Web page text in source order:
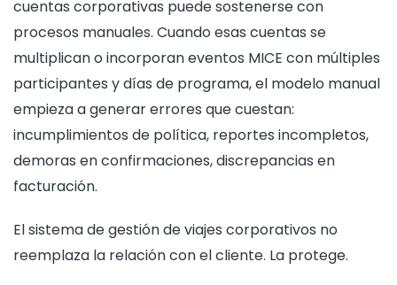
cuentas corporativas puede sostenerse con
procesos manuales. Cuando esas cuentas se
multiplican o incorporan eventos MICE con múltiples
participantes y días de programa, el modelo manual
empieza a generar errores que cuestan:
incumplimientos de política, reportes incompletos,
demoras en confirmaciones, discrepancias en
facturación.
El sistema de gestión de viajes corporativos no
reemplaza la relación con el cliente. La protege.